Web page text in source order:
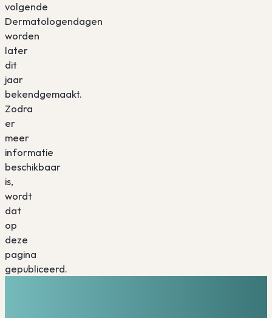
volgende
Dermatologendagen
worden
later
dit
jaar
bekendgemaakt.
Zodra
er
meer
informatie
beschikbaar
is,
wordt
dat
op
deze
pagina
gepubliceerd.